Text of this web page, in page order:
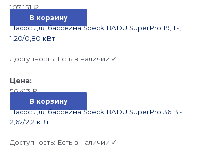
107 151₽
В корзину
Насос для бассейна Speck BADU SuperPro 19, 1~,
1,20/0,80 кВт
Доступность: Есть в наличии ✓
56 413₽
В корзину
Насос для бассейна Speck BADU SuperPro 36, 3~,
2,62/2,2 кВт
Доступность: Есть в наличии ✓